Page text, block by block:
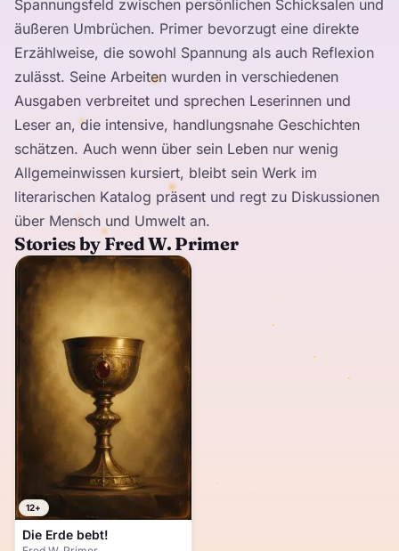
Spannungsfeld zwischen persönlichen Schicksalen und
äußeren Umbrüchen. Primer bevorzugt eine direkte
Erzählweise, die sowohl Spannung als auch Reflexion
zulässt. Seine Arbeiten wurden in verschiedenen
Ausgaben verbreitet und sprechen Leserinnen und
Leser an, die intensive, handlungsnahe Geschichten
schätzen. Auch wenn über sein Leben nur wenig
Allgemeinwissen kursiert, bleibt sein Werk im
literarischen Katalog präsent und regt zu Diskussionen
über Mensch und Umwelt an.
Stories by Fred W. Primer
12+
Die Erde bebt!